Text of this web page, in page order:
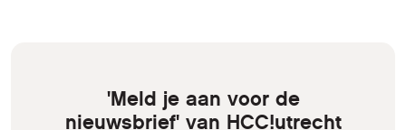
'Meld je aan voor de
nieuwsbrief' van HCC!utrecht